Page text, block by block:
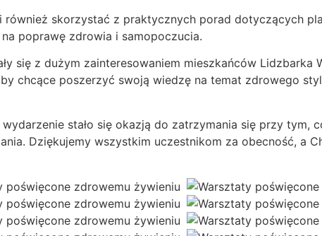
również skorzystać z praktycznych porad dotyczących
na poprawę zdrowia i samopoczucia.
się z dużym zainteresowaniem mieszkańców
chcące poszerzyć swoją wiedzę na temat zdrowego
stało się okazją do zatrzymania się przy tym,
Dziękujemy wszystkim uczestnikom za obecność, a